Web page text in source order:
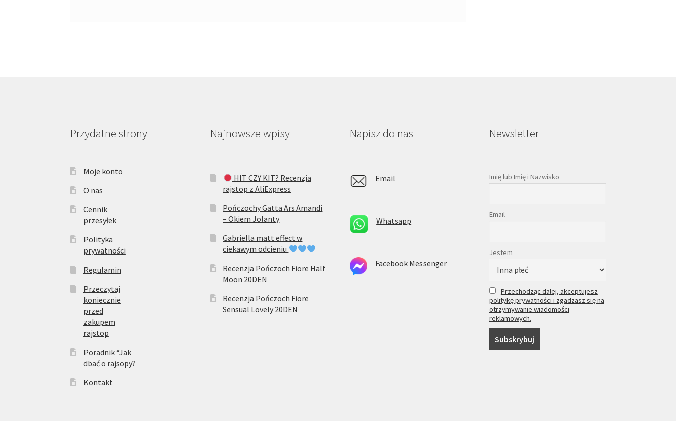
Przydatne strony
Moje konto
O nas
Cennik
przesyłek
Polityka
prywatności
Regulamin
Przeczytaj
koniecznie
przed
zakupem
rajstop
Poradnik “Jak
dbać o rajsopy?
Kontakt
Najnowsze wpisy
HIT CZY KIT? Recenzja
rajstop z AliExpress
Pończochy Gatta Ars Amandi
– Okiem Jolanty
Gabriella matt effect w
ciekawym odcieniu
Recenzja Pończoch Fiore Half
Moon 20DEN
Recenzja Pończoch Fiore
Sensual Lovely 20DEN
Napisz do nas
Email
Whatsapp
Facebook Messenger
Newsletter
Imię lub Imię i Nazwisko
Email
Jestem
Przechodząc dalej, akceptujesz
politykę prywatności i zgadzasz się na
otrzymywanie wiadomości
reklamowych.